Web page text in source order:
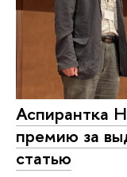
Аспирантка
премию за
статью